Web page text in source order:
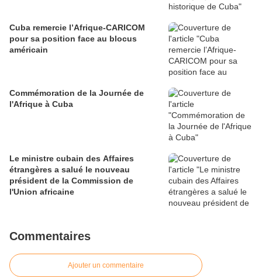
Cuba remercie l’Afrique-CARICOM
pour sa position face au blocus
américain
Commémoration de la Journée de
l'Afrique à Cuba
Le ministre cubain des Affaires
étrangères a salué le nouveau
président de la Commission de
l'Union africaine
Commentaires
Ajouter un commentaire